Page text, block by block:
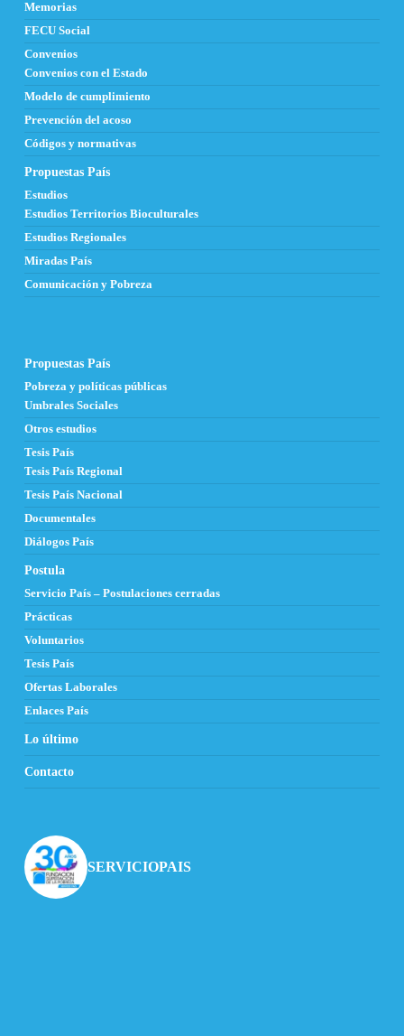
Memorias
FECU Social
Convenios
Convenios con el Estado
Modelo de cumplimiento
Prevención del acoso
Códigos y normativas
Propuestas País
Estudios
Estudios Territorios Bioculturales
Estudios Regionales
Miradas País
Comunicación y Pobreza
Propuestas País
Pobreza y políticas públicas
Umbrales Sociales
Otros estudios
Tesis País
Tesis País Regional
Tesis País Nacional
Documentales
Diálogos País
Postula
Servicio País – Postulaciones cerradas
Prácticas
Voluntarios
Tesis País
Ofertas Laborales
Enlaces País
Lo último
Contacto
SERVICIOPAIS